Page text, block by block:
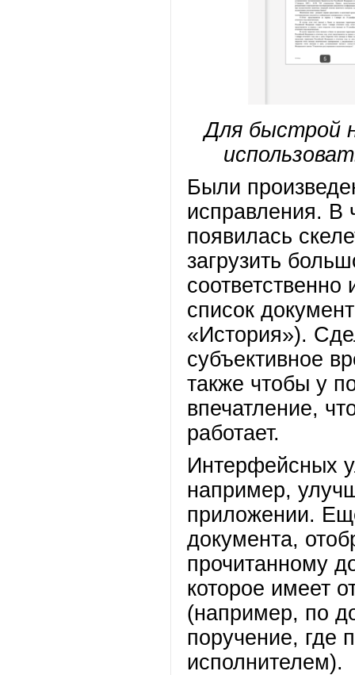
Для быстрой
Были
исправления. В
появилась
загрузить
список
«История»).
субъективное
также чтобы у
впечатление,
работает.
Интерфейсных
например,
приложении.
документа,
прочитанному
которое имеет
(например, по
поручение, где
исполнителем).